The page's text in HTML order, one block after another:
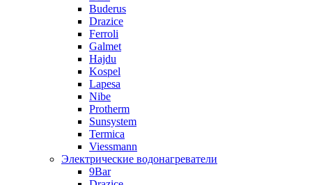
Buderus
Drazice
Ferroli
Galmet
Hajdu
Kospel
Lapesa
Nibe
Protherm
Sunsystem
Termica
Viessmann
Электрические водонагреватели
9Bar